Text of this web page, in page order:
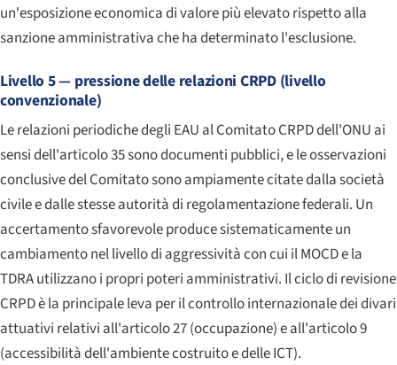
un'esposizione economica di valore più elevato rispetto alla
sanzione amministrativa che ha determinato l'esclusione.
Livello 5 — pressione delle relazioni CRPD (livello
convenzionale)
Le relazioni periodiche degli EAU al Comitato CRPD dell'ONU ai
sensi dell'articolo 35 sono documenti pubblici, e le osservazioni
conclusive del Comitato sono ampiamente citate dalla società
civile e dalle stesse autorità di regolamentazione federali. Un
accertamento sfavorevole produce sistematicamente un
cambiamento nel livello di aggressività con cui il MOCD e la
TDRA utilizzano i propri poteri amministrativi. Il ciclo di revisione
CRPD è la principale leva per il controllo internazionale dei divari
attuativi relativi all'articolo 27 (occupazione) e all'articolo 9
(accessibilità dell'ambiente costruito e delle ICT).